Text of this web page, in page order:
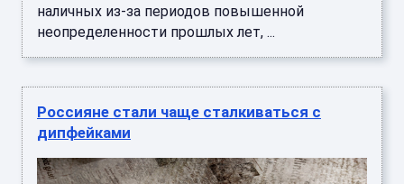
наличных из-за периодов повышенной
неопределенности прошлых лет, ...
Россияне стали чаще сталкиваться с
дипфейками